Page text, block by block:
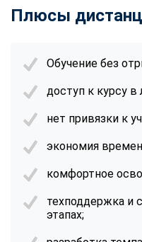
Плюсы
Обучение без
доступ к курсу
нет привязки к
экономия
комфортное
техподдержка и
этапах;